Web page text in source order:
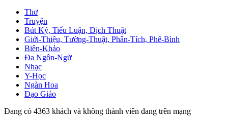
Thơ
Truyện
Bút Ký, Tiểu Luận, Dịch Thuật
Giới-Thiệu, Tường-Thuật, Phân-Tích, Phê-Bình
Biên-Khảo
Đa Ngôn-Ngữ
Nhạc
Y-Học
Ngàn Hoa
Đạo Giáo
Đang có 4363 khách và không thành viên đang trên mạng